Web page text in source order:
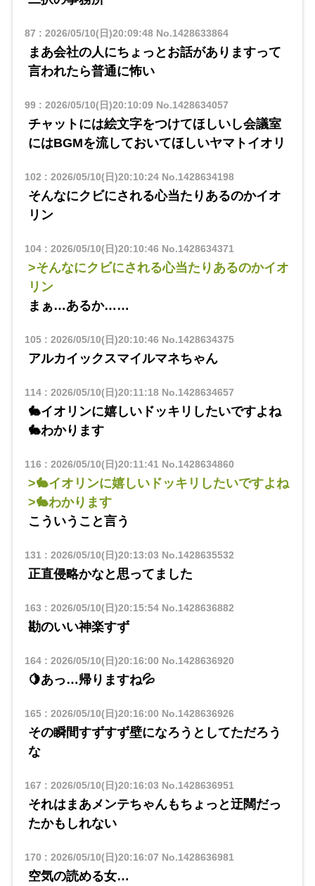
87 : 2026/05/10(日)20:09:48No.1428633864
まあ会社の人にちょっとお話がありますって
言われたら普通に怖い
99: 2026/05/10(日)20:10:09No.1428634057
チャットには絵文字をつけてほしいし会議室
にはBGMを流しておいてほしいヤマトイオリ
102 : 2026/05/10(日)20:10:24No.1428634198
そんなにクビにされる心当たりあるのかイオ
リン
104: 2026/05/10(日)20:10:46 No.1428634371
>そんなにクビにされる心当たりあるのかイオ
リン
まぁ…あるか……
105: 2026/05/10(日)20:10:46 No.1428634375
アルカイックスマイルマネちゃん
114: 2026/05/10(日)20:11:18No.1428634657
🐇イオリンに嬉しいドッキリしたいですよね
🐇わかります
116 : 2026/05/10(日)20:11:41 No.1428634860
>🐇イオリンに嬉しいドッキリしたいですよね
>🐇わかります
こういうこと言う
131 : 2026/05/10(日)20:13:03 No.1428635532
正直侵略かなと思ってました
163 : 2026/05/10(日)20:15:54No.1428636882
勘のいい神楽すず
164: 2026/05/10(日)20:16:00 No.1428636920
🍋あっ…帰りますね💦
165: 2026/05/10(日)20:16:00 No.1428636926
その瞬間すずすず壁になろうとしてただろう
な
167 : 2026/05/10(日)20:16:03 No.1428636951
それはまあメンテちゃんもちょっと迂闊だっ
たかもしれない
170 : 2026/05/10(日)20:16:07 No.1428636981
空気の読める女…